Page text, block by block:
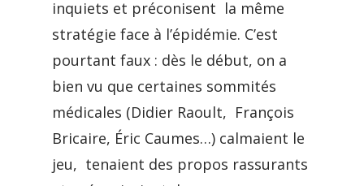
inquiets et préconisent la même
stratégie face à l’épidémie. C’est
pourtant faux : dès le début, on a
bien vu que certaines sommités
médicales (Didier Raoult, François
Bricaire, Éric Caumes…) calmaient le
jeu, tenaient des propos rassurants